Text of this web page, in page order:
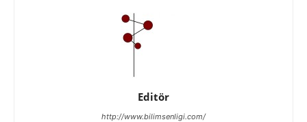
Editör
http://www.bilimsenligi.com/